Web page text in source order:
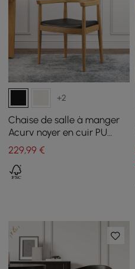
+2
Chaise de salle à manger
Acurv noyer en cuir PU
avec pieds en bois, 1 pièce
229,99 €